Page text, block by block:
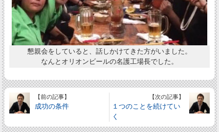
懇親会をしていると、話しかけてきた方がいました。
なんとオリオンビールの名護工場長でした。
【前の記事】
成功の条件
【次の記事】
１つのことを続けてい
く